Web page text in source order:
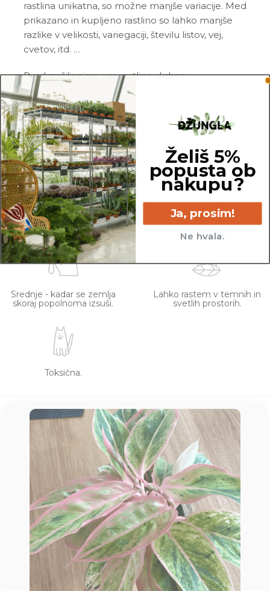
rastlina unikatna, so možne manjše variacije. Med
prikazano in kupljeno rastlino so lahko manjše
razlike v velikosti, variegaciji, številu listov, vej,
cvetov, itd. …
Pred pošiljanjem vse rastline skrbno
pregledamo in zagotovimo, da gredo na pot
zdrave in čim bolj podobne izdelku na fotografiji.
Vse rastline so primarno v plastičnih sadilnih
lončkih. Okrasni lonec ni vključen v ceno.
70 cm 17 cm
Srednje - kadar se zemlja
skoraj popolnoma izsuši.
Lahko rastem v temnih in
svetlih prostorih.
Toksična.
Želiš 5%
popusta ob
nakupu?
Ja, prosim!
Ne hvala.